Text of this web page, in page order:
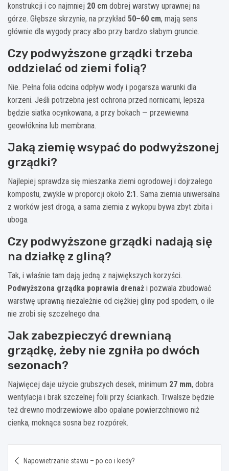
konstrukcji i co najmniej 20 cm dobrej warstwy uprawnej na
górze. Głębsze skrzynie, na przykład 50–60 cm, mają sens
głównie dla wygody pracy albo przy bardzo słabym gruncie.
Czy podwyższone grządki trzeba
oddzielać od ziemi folią?
Nie. Pełna folia odcina odpływ wody i pogarsza warunki dla
korzeni. Jeśli potrzebna jest ochrona przed nornicami, lepsza
będzie siatka ocynkowana, a przy bokach — przewiewna
geowłóknina lub membrana.
Jaką ziemię wsypać do podwyższonej
grządki?
Najlepiej sprawdza się mieszanka ziemi ogrodowej i dojrzałego
kompostu, zwykle w proporcji około 2:1. Sama ziemia uniwersalna
z worków jest droga, a sama ziemia z wykopu bywa zbyt zbita i
uboga.
Czy podwyższone grządki nadają się
na działkę z gliną?
Tak, i właśnie tam dają jedną z największych korzyści.
Podwyższona grządka poprawia drenaż i pozwala zbudować
warstwę uprawną niezależnie od ciężkiej gliny pod spodem, o ile
nie zrobi się szczelnego dna.
Jak zabezpieczyć drewnianą
grządkę, żeby nie zgniła po dwóch
sezonach?
Najwięcej daje użycie grubszych desek, minimum 27 mm, dobra
wentylacja i brak szczelnej folii przy ściankach. Trwalsze będzie
też drewno modrzewiowe albo opalane powierzchniowo niż
cienka, moknąca sosna bez rozpórek.
Napowietrzanie stawu – po co i kiedy?